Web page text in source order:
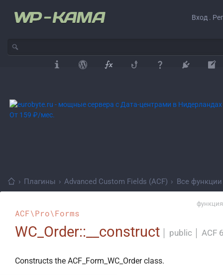
Вход .
› Плагины › Advanced Custom Fields (ACF) › Все функции
ACF\Pro\Forms
WC_Order::__construct public ACF
Constructs the ACF_Form_WC_Order class.